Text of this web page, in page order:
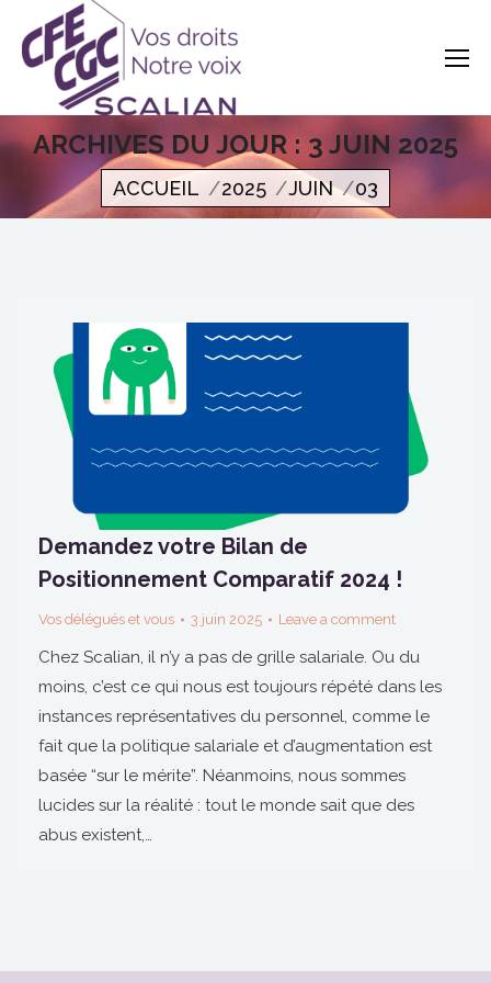
ARCHIVES DU JOUR : 3 JUIN 2025
Vous êtes ici
ACCUEIL 2025 JUIN 03
Demandez votre Bilan de
Positionnement Comparatif 2024 !
Vos délégués et vous 3 juin 2025 Leave a comment
Chez Scalian, il n’y a pas de grille salariale. Ou du
moins, c’est ce qui nous est toujours répété dans les
instances représentatives du personnel, comme le
fait que la politique salariale et d’augmentation est
basée “sur le mérite”. Néanmoins, nous sommes
lucides sur la réalité : tout le monde sait que des
abus existent,…